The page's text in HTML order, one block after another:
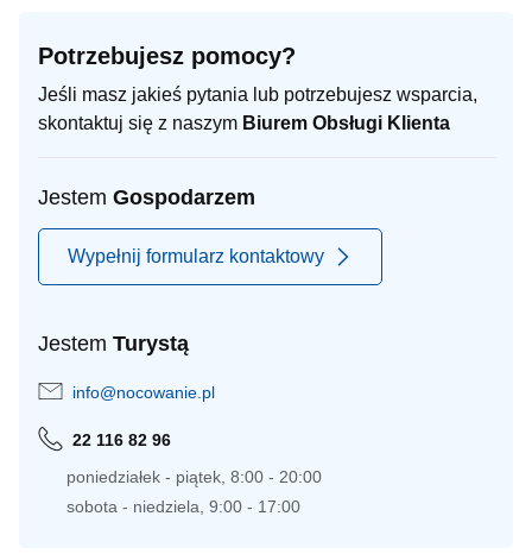
Potrzebujesz pomocy?
Jeśli masz jakieś pytania lub potrzebujesz wsparcia,
skontaktuj się z naszym Biurem Obsługi Klienta
Jestem Gospodarzem
Wypełnij formularz kontaktowy
Jestem Turystą
info@nocowanie.pl
22 116 82 96
poniedziałek - piątek, 8:00 - 20:00
sobota - niedziela, 9:00 - 17:00